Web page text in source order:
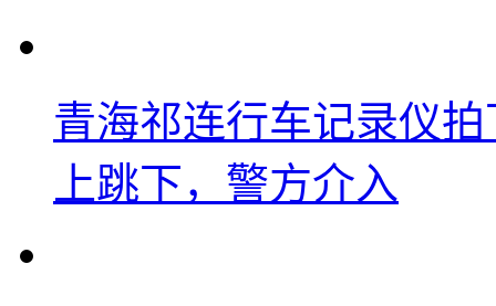
青海祁连行车记录仪
上跳下，警方介入